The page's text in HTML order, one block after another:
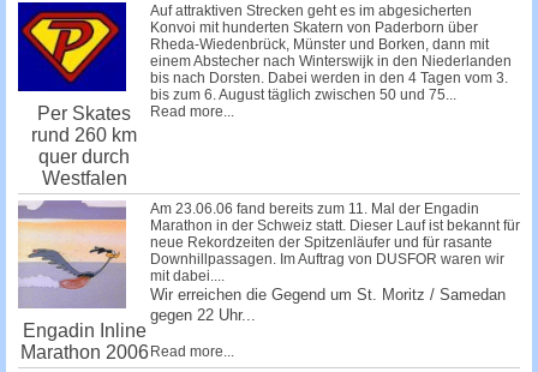
Per Skates
rund 260 km
quer durch
Westfalen
Auf attraktiven Strecken geht es im abgesicherten
Konvoi mit hunderten Skatern von Paderborn über
Rheda-Wiedenbrück, Münster und Borken, dann mit
einem Abstecher nach Winterswijk in den Niederlanden
bis nach Dorsten. Dabei werden in den 4 Tagen vom 3.
bis zum 6. August täglich zwischen 50 und 75...
Read more...
Engadin Inline
Marathon 2006
Am 23.06.06 fand bereits zum 11. Mal der Engadin
Marathon in der Schweiz statt. Dieser Lauf ist bekannt für
neue Rekordzeiten der Spitzenläufer und für rasante
Downhillpassagen. Im Auftrag von DUSFOR waren wir
mit dabei....
Wir erreichen die Gegend um St. Moritz / Samedan
gegen 22 Uhr...
Read more...